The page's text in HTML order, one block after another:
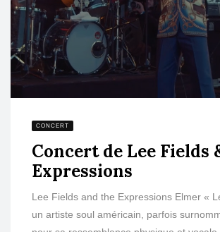
CONCERT
Concert de Lee Fields
Expressions
Lee Fields and the Expressions Elmer «
un artiste soul américain, parfois